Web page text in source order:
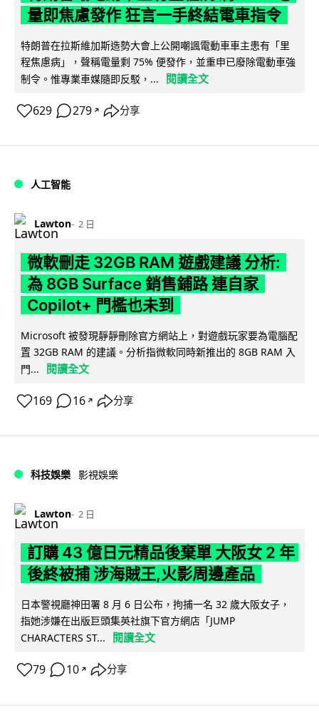
量即焦慮發作 狂言一手終結電車指令
特朗普在拉斯維加斯造勢大會上公開嘲諷電動車車主患有「里
程焦慮病」，聲稱電量剩 75% 便發作，並重申已廢除電動車強
制令。惟專業車媒隨即反駁，...
閱讀全文
629 279 ↗ 分享
人工智能
Lawton 2 日
微軟刪走 32GB RAM 遊戲建議 分析:
為 8GB Surface 銷售鋪路 連自家
Copilot+ 門檻也未到
Microsoft 被發現靜靜刪除官方網站上，對遊戲玩家要為電腦配
置 32GB RAM 的建議。分析指微軟同時新推出的 8GB RAM 入
門...
閱讀全文
169 16 ↗ 分享
科技娛樂 影視娛樂
Lawton 2 日
訂購 43 億日元精品後棄單 大阪女 2 年
後終被捕 涉海賊王,火影周邊產品
日本警視廳神田署 8 月 6 日公布，拘捕一名 32 歲大阪女子，
指她涉嫌在出版巨頭集英社旗下官方網店「JUMP
CHARACTERS ST...
閱讀全文
79 10 ↗ 分享